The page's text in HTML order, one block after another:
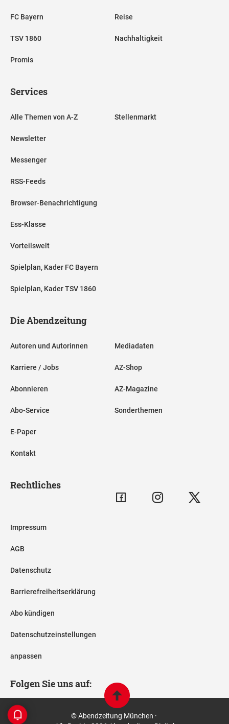
FC Bayern
TSV 1860
Promis
Reise
Nachhaltigkeit
Services
Alle Themen von A-Z
Newsletter
Messenger
RSS-Feeds
Browser-Benachrichtigung
Ess-Klasse
Vorteilswelt
Spielplan, Kader FC Bayern
Spielplan, Kader TSV 1860
Stellenmarkt
Die Abendzeitung
Autoren und Autorinnen
Karriere / Jobs
Abonnieren
Abo-Service
E-Paper
Kontakt
Mediadaten
AZ-Shop
AZ-Magazine
Sonderthemen
Rechtliches
Impressum
AGB
Datenschutz
Barrierefreiheitserklärung
Abo kündigen
Datenschutzeinstellungen
anpassen
Folgen Sie uns auf:
© Abendzeitung München ·